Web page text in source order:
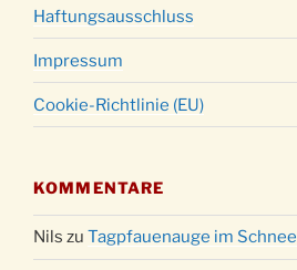
Haftungsausschluss
Impressum
Cookie-Richtlinie (EU)
KOMMENTARE
Nils zu Tagpfauenauge im Schnee